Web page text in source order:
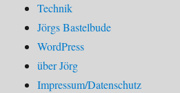
Technik
Jörgs Bastelbude
WordPress
über Jörg
Impressum/Datenschutz